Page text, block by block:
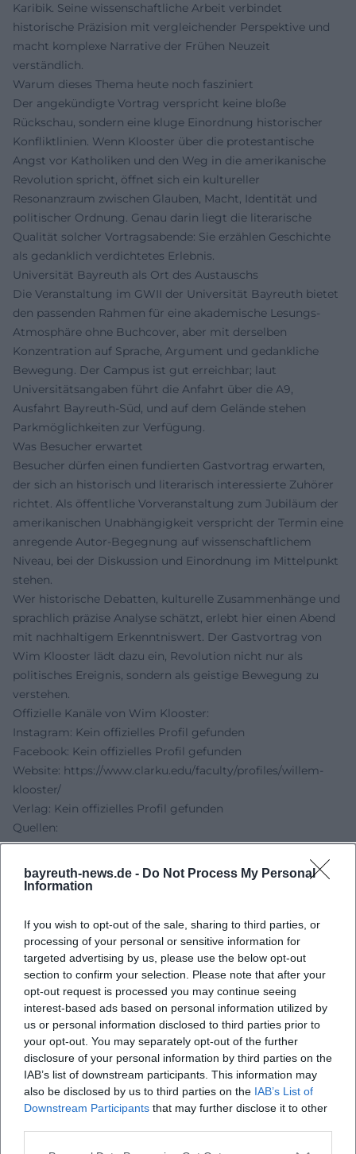
bayreuth-news.de - Do Not Process My Personal
Information
If you wish to opt-out of the sale, sharing to third parties, or
processing of your personal or sensitive information for
targeted advertising by us, please use the below opt-out
section to confirm your selection. Please note that after your
opt-out request is processed you may continue seeing
interest-based ads based on personal information utilized by
us or personal information disclosed to third parties prior to
your opt-out. You may separately opt-out of the further
disclosure of your personal information by third parties on the
IAB’s list of downstream participants. This information may
also be disclosed by us to third parties on the IAB’s List of
Downstream Participants that may further disclose it to other
Karibik. Seine wissenschaftliche Arbeit verbindet
historische Präzision mit vergleichender Perspektive und
macht komplexe Narrative der Frühen Neuzeit
verständlich.
Warum dieses Thema heute noch fasziniert
Der angekündigte Vortrag verspricht keine bloße
Rückschau, sondern eine kluge Einordnung historischer
Konfliktlinien. Wenn Klooster über die protestantische
Angst vor Katholiken und den Weg in die amerikanische
Revolution spricht, öffnet sich ein kultureller
Resonanzraum zwischen Glauben, Macht, Identität und
politischer Ordnung. Genau darin liegt die literarische
Qualität solcher Vortragsabende: Sie erzählen Geschichte
als gedanklich verdichtetes Erlebnis.
Universität Bayreuth als Ort des Austauschs
Die Veranstaltung im GWII der Universität Bayreuth bietet
den passenden Rahmen für eine akademische Lesungs-
Atmosphäre ohne Buchcover, aber mit derselben
Konzentration auf Sprache, Argument und gedankliche
Bewegung. Der Campus ist gut erreichbar; laut
Universitätsangaben führt die Anfahrt über die A9,
Ausfahrt Bayreuth-Süd, und auf dem Gelände stehen
Parkmöglichkeiten zur Verfügung.
Was Besucher erwartet
Besucher dürfen einen fundierten Gastvortrag erwarten,
der sich an historisch und literarisch interessierte Zuhörer
richtet. Als öffentliche Vorveranstaltung zum Jubiläum der
amerikanischen Unabhängigkeit verspricht der Termin eine
anregende Autor-Begegnung auf wissenschaftlichem
Niveau, bei der Diskussion und Einordnung im Mittelpunkt
stehen.
Wer historische Debatten, kulturelle Zusammenhänge und
sprachlich präzise Analyse schätzt, erlebt hier einen Abend
mit nachhaltigem Erkenntniswert. Der Gastvortrag von
Wim Klooster lädt dazu ein, Revolution nicht nur als
politisches Ereignis, sondern als geistige Bewegung zu
verstehen.
Offizielle Kanäle von Wim Klooster:
Instagram: Kein offizielles Profil gefunden
Facebook: Kein offizielles Profil gefunden
Website: https://www.clarku.edu/faculty/profiles/willem-
klooster/
Verlag: Kein offizielles Profil gefunden
Quellen:
Clark University - Faculty Profile Willem Klooster
Clark University News - Klooster book on Dutch influence
earns Hendricks Award
Universität Bayreuth - Anreise
Region Bayreuth - Veranstaltungsseite
Map unavailable